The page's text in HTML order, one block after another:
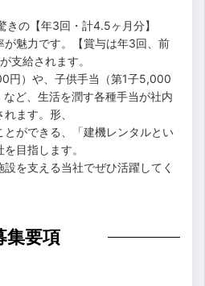
の【年3回・計4.5ヶ月分】
が魅力です。【賞与は年3回、前
支給されます。
円）や、子供手当（第1子5,000
ど、生活を潤す各種手当が社内
ます。形、
ができる、「建機レンタルとい
目指します。
を支える当社でぜひ活躍してく
集要項